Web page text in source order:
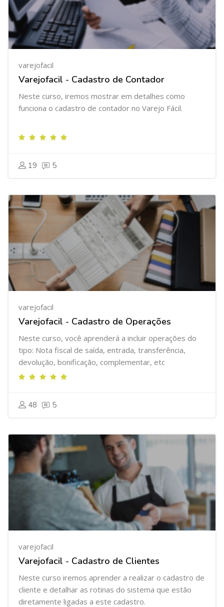
varejofacil
Varejofacil - Cadastro de Contador
Neste curso, iremos mostrar em detalhes como
funciona o cadastro de contador no Varejo Fácil.
19 5
varejofacil
Varejofacil - Cadastro de Operações
Neste curso, você aprenderá a incluir operações do
tipo: Nota fiscal de saída, entrada, transferência,
devolução, bonificação, complementar, etc
48 5
varejofacil
Varejofacil - Cadastro de Clientes
Neste curso iremos aprender a realizar o cadastro de
cliente e detalhar as rotinas do sistema que estão
diretamente ligadas a este cadastro.